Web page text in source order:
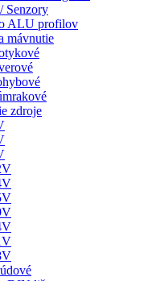
Senzory
ALU profilov
mávnutie
zdroje